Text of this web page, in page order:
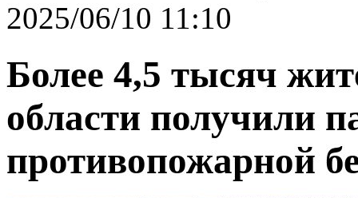
2025/06/10 11:10
Более 4,5 тысяч
области получили
противопожарной